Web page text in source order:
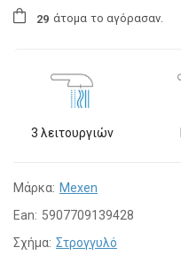
29 άτομα το αγόρασαν.
3 λειτουργιών
Μάρκα: Mexen
Ean: 5907709139428
Σχήμα: Στρογγυλό